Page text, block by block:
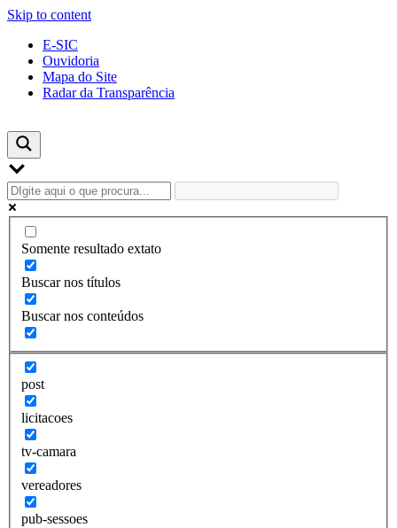
Skip to content
E-SIC
Ouvidoria
Mapa do Site
Radar da Transparência
Somente resultado extato
Buscar nos títulos
Buscar nos conteúdos
post
licitacoes
tv-camara
vereadores
pub-sessoes